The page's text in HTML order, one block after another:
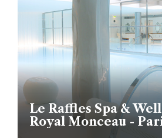
Le Raffles Spa &
Royal Monceau -